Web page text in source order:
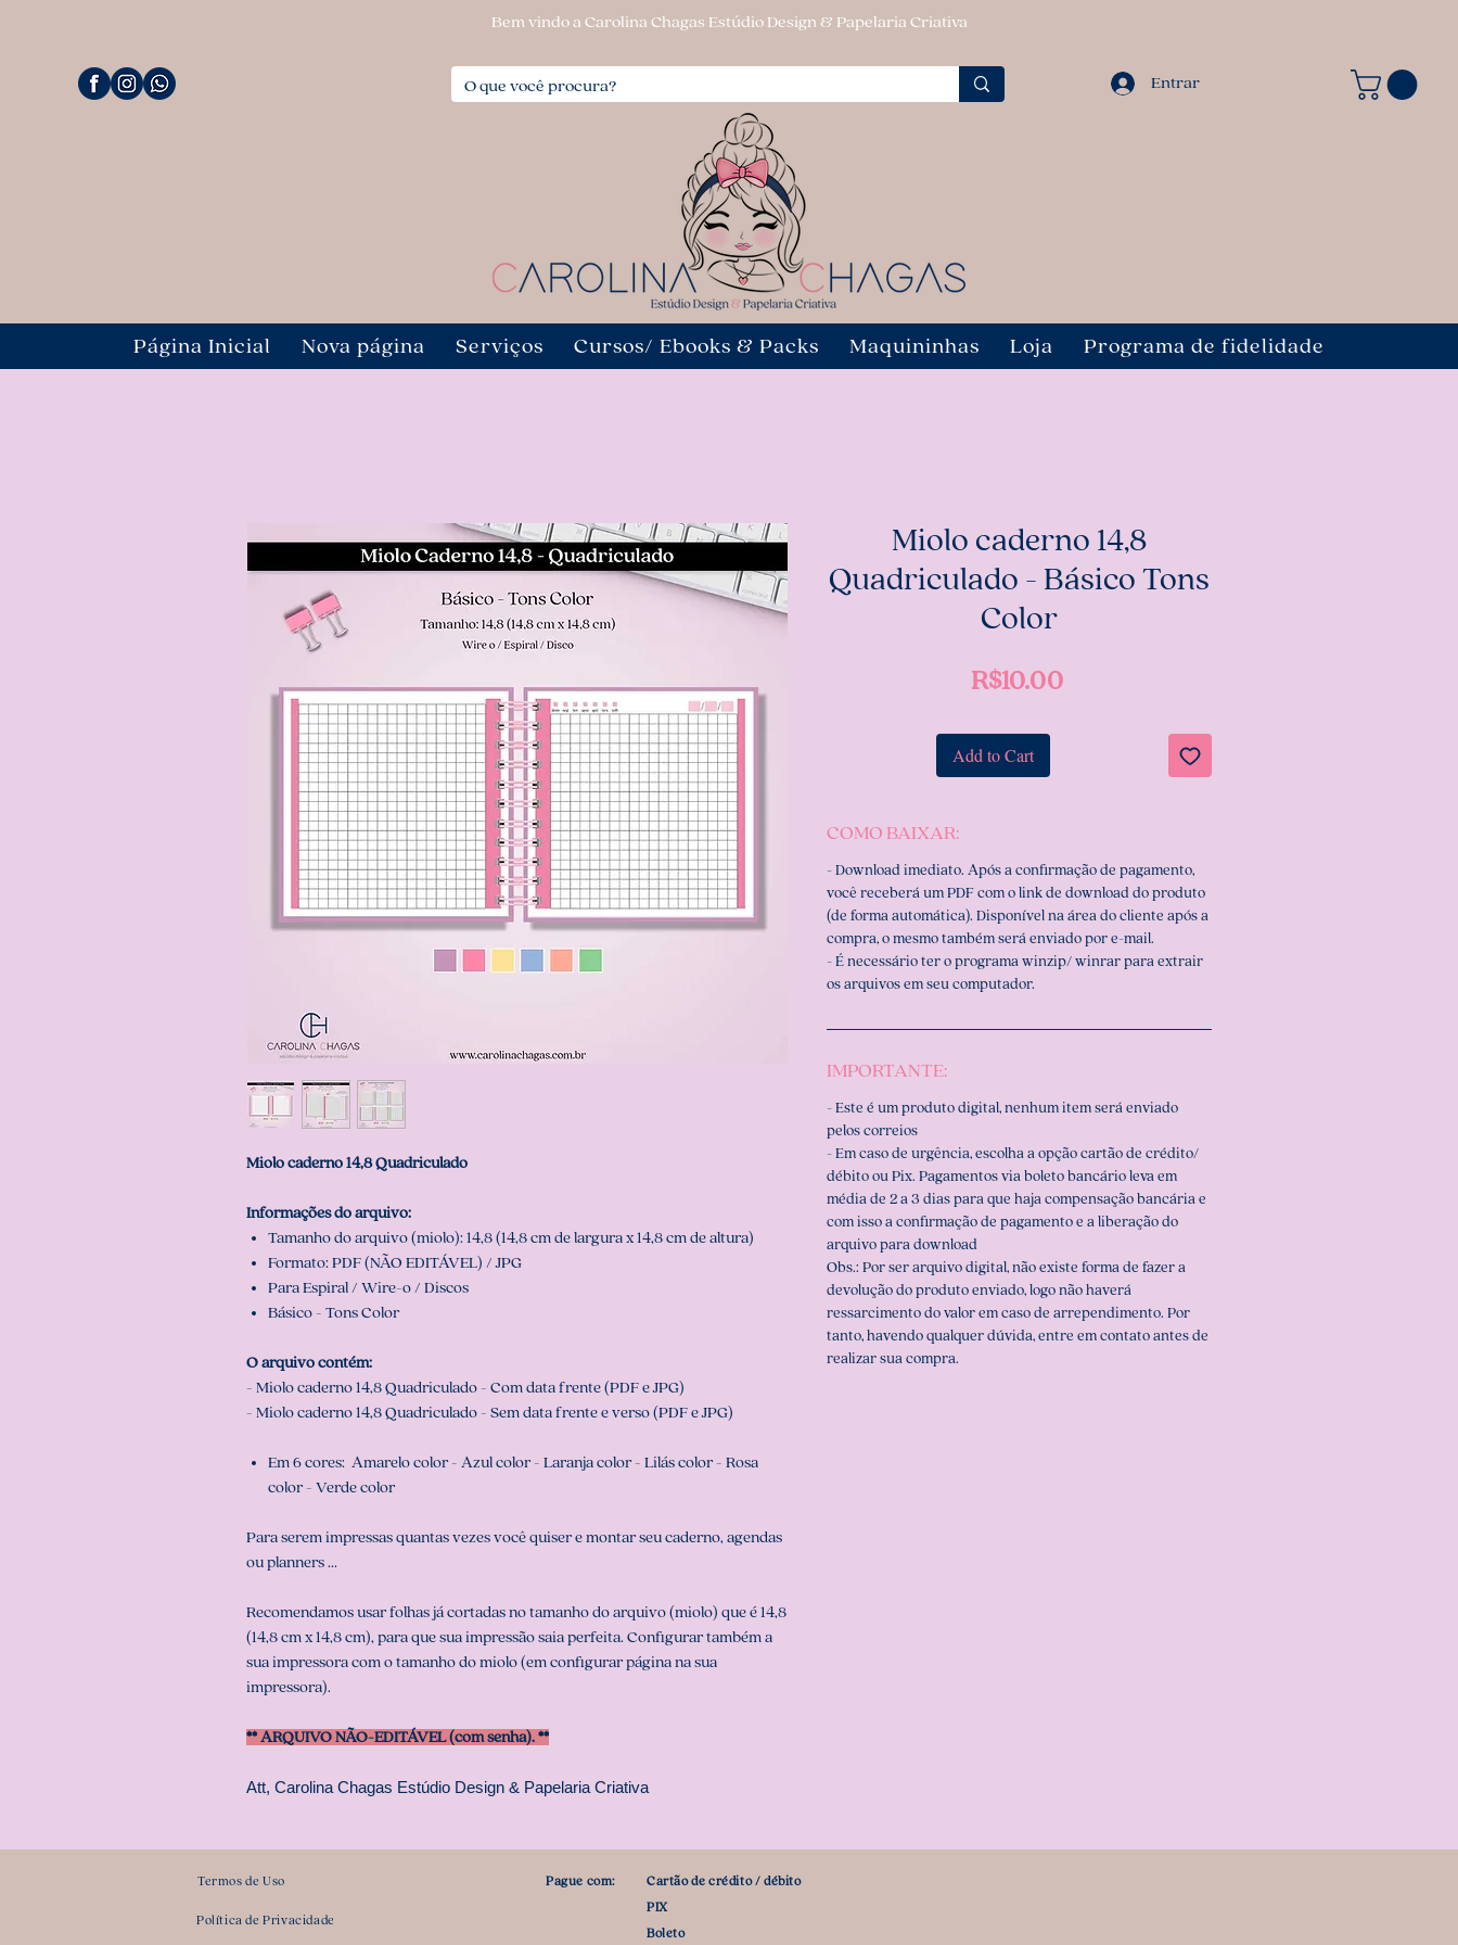
Bem vindo a Carolina Chagas Estúdio Design & Papelaria Criativa
Entrar
Página Inicial Nova página Serviços Cursos/ Ebooks & Packs Maquininhas Loja Programa de fidelidade
Miolo caderno 14,8 Quadriculado
Informações do arquivo:
Tamanho do arquivo (miolo): 14,8 (14,8 cm de largura x 14,8 cm de altura)
Formato: PDF (NÃO EDITÁVEL) / JPG
Para Espiral / Wire-o / Discos
Básico - Tons Color
O arquivo contém:
- Miolo caderno 14,8 Quadriculado - Com data frente (PDF e JPG)
- Miolo caderno 14,8 Quadriculado - Sem data frente e verso (PDF e JPG)
Em 6 cores: Amarelo color - Azul color - Laranja color - Lilás color - Rosa
color - Verde color
Para serem impressas quantas vezes você quiser e montar seu caderno, agendas
ou planners ...
Recomendamos usar folhas já cortadas no tamanho do arquivo (miolo) que é 14,8
(14,8 cm x 14,8 cm), para que sua impressão saia perfeita. Configurar também a
sua impressora com o tamanho do miolo (em configurar página na sua
impressora).
** ARQUIVO NÃO-EDITÁVEL (com senha). **
Att, Carolina Chagas Estúdio Design & Papelaria Criativa
Miolo caderno 14,8
Quadriculado - Básico Tons
Color
R$10.00Price
Add to Cart
COMO BAIXAR:
- Download imediato. Após a confirmação de pagamento,
você receberá um PDF com o link de download do produto
(de forma automática). Disponível na área do cliente após a
compra, o mesmo também será enviado por e-mail.
- É necessário ter o programa winzip/ winrar para extrair
os arquivos em seu computador.
IMPORTANTE:
- Este é um produto digital, nenhum item será enviado
pelos correios
- Em caso de urgência, escolha a opção cartão de crédito/
débito ou Pix. Pagamentos via boleto bancário leva em
média de 2 a 3 dias para que haja compensação bancária e
com isso a confirmação de pagamento e a liberação do
arquivo para download
Obs.: Por ser arquivo digital, não existe forma de fazer a
devolução do produto enviado, logo não haverá
ressarcimento do valor em caso de arrependimento. Por
tanto, havendo qualquer dúvida, entre em contato antes de
realizar sua compra.
Termos de Uso
Política de Privacidade
Pague com:
Cartão de crédito / débito
PIX
Boleto